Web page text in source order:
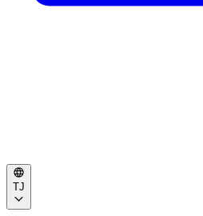
TJ